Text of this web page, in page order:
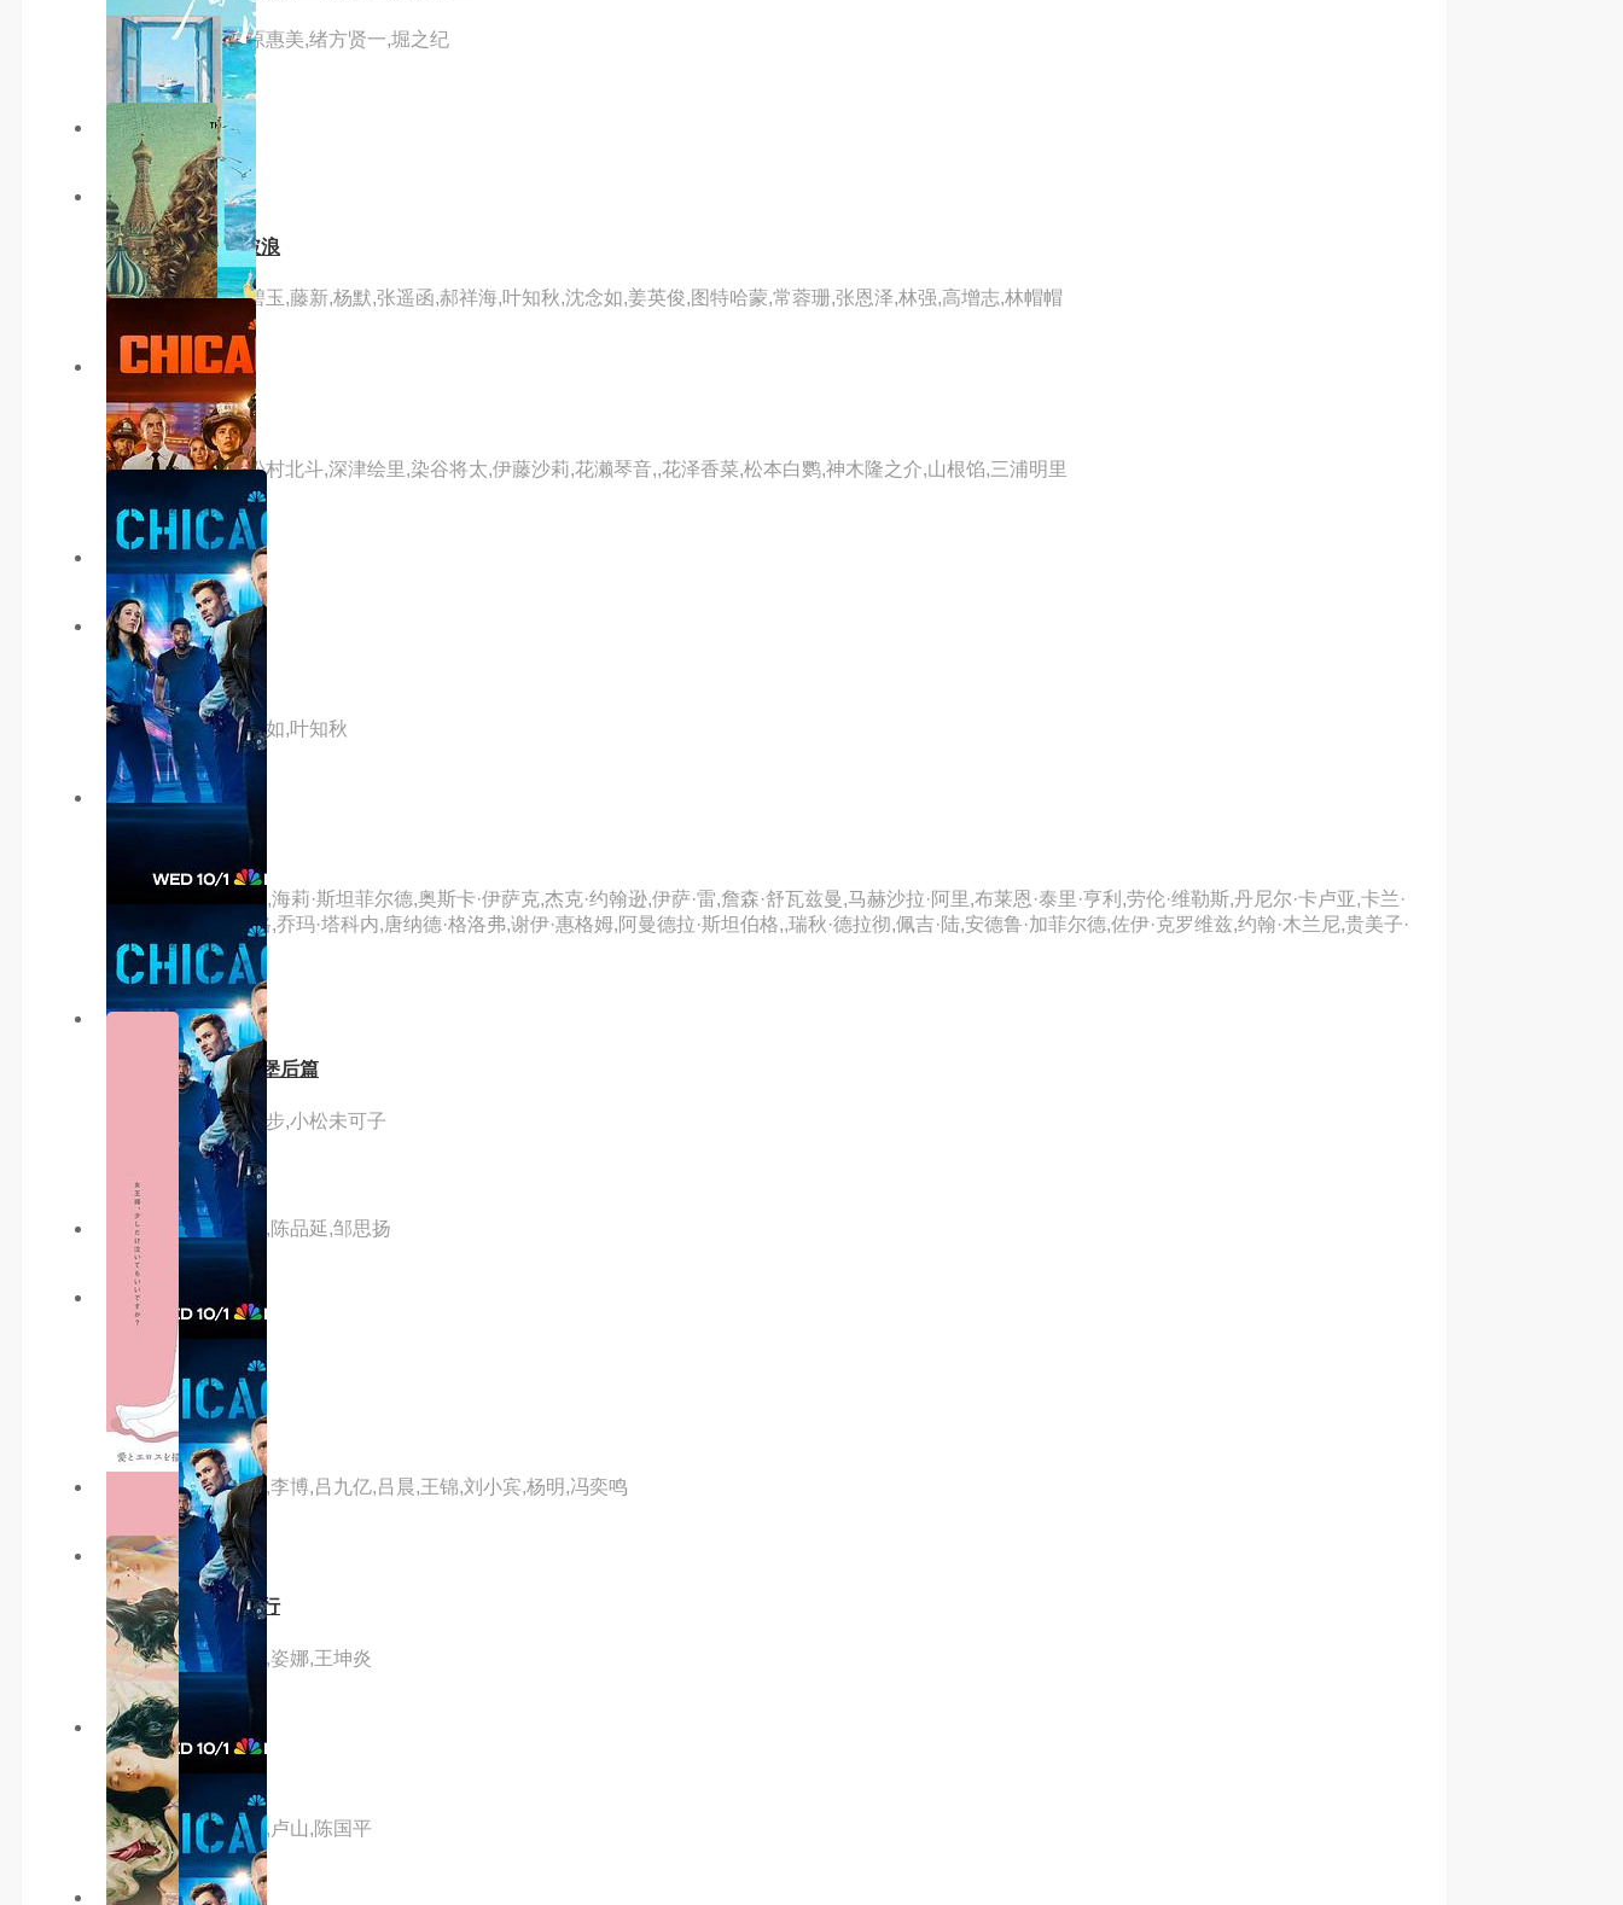
主演：高山南,林原惠美,绪方贤一,堀之纪
主演：岛崎信长
10.0分 hd
摇滚藏獒：乘风破浪
主演：杨天翔,张碧玉,藤新,杨默,张遥函,郝祥海,叶知秋,沈念如,姜英俊,图特哈蒙,常蓉珊,张恩泽,林强,高增志,林帽帽
5.0分 hd
铃芽之旅国语版
主演：原菜乃华,松村北斗,深津绘里,染谷将太,伊藤沙莉,花濑琴音,,花泽香菜,松本白鹦,神木隆之介,山根馅,三浦明里
主演：内详
2.0分 hd
猪迪克之蓝海奇缘
主演：佟心竹,沈念如,叶知秋
3.0分 hd官方中字
蜘蛛侠：纵横宇宙
主演：沙梅克·摩尔,海莉·斯坦菲尔德,奥斯卡·伊萨克,杰克·约翰逊,伊萨·雷,詹森·舒瓦兹曼,马赫沙拉·阿里,布莱恩·泰里·亨利,劳伦·维勒斯,丹尼尔·卡卢亚,卡兰·
索尼,安迪·萨姆伯格,乔玛·塔科内,唐纳德·格洛弗,谢伊·惠格姆,阿曼德拉·斯坦伯格,,瑞秋·德拉彻,佩吉·陆,安德鲁·加菲尔德,佐伊·克罗维兹,约翰·木兰尼,贵美子·
格伦,克里斯·派恩
7.0分 hd
七大罪怨嗟的爱丁堡后篇
主演：梶裕贵,村濑步,小松未可子
主演：彦希,蔡卓宜,陈品延,邹思扬
7.0分 更新至01集
去远方第二季
主演：吴彦祖
主演：隋存毅,李恰,李博,吕九亿,吕晨,王锦,刘小宾,杨明,冯奕鸣
5.0分 hd
开着我的房车去旅行
主演：秦宇,李芷珺,姿娜,王坤炎
5.0分 hd
债途囧事
主演：张杰,池瑞淋,卢山,陈国平
7.0分 更新至04集